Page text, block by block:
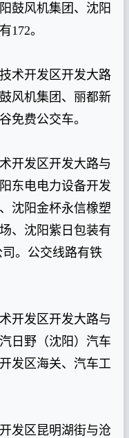
鼓风机集团、沈阳
172。
开发区开发大路
风机集团、丽都新
免费公交车。
发区开发大路与
东电电力设备开发
沈阳金杯永信橡塑
、沈阳紫日包装有
。公交线路有铁
发区开发大路与
日野（沈阳）汽车
发区海关、汽车工
区昆明湖街与沧